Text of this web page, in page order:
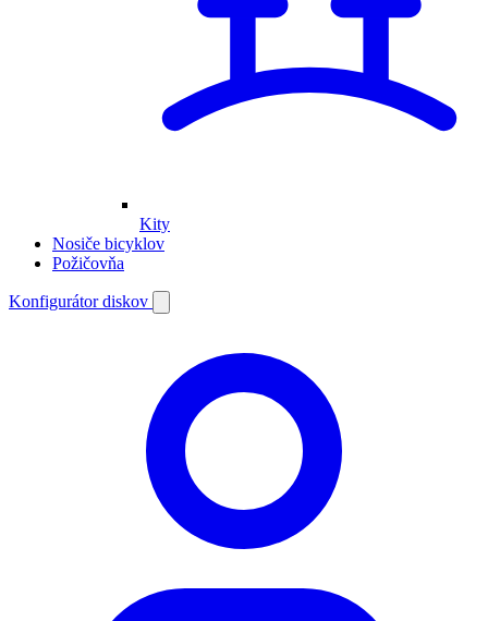
Kity
Nosiče bicyklov
Požičovňa
Konfigurátor diskov
vyhľadávanie
Môj
účet